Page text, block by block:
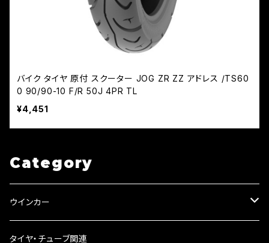
バイク タイヤ 原付 スクーター JOG ZR ZZ アドレス /TS60
0 90/90-10 F/R 50J 4PR TL
¥4,451
Category
ウインカー
ウインカーリレー
タイヤ・チューブ関連